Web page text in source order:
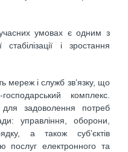
умовах є одним з
і зростання
мереж і служб зв’язку, що
комплекс.
для задоволення потреб
управління, оборони,
а також суб’єктів
послуг електронного та